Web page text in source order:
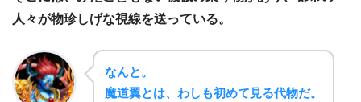
人々が物珍しげな視線を送っている。
なんと。
魔道翼とは、わしも初めて見る代物だ。